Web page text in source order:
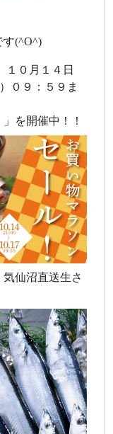
す(^O^)
１０月１４日
０９：５９ま
を開催中！！
仙沼直送生さ